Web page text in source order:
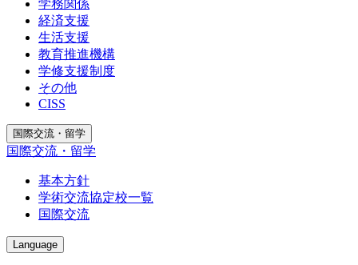
学務関係
経済支援
生活支援
教育推進機構
学修支援制度
その他
CISS
国際交流・留学
国際交流・留学
基本方針
学術交流協定校一覧
国際交流
Language